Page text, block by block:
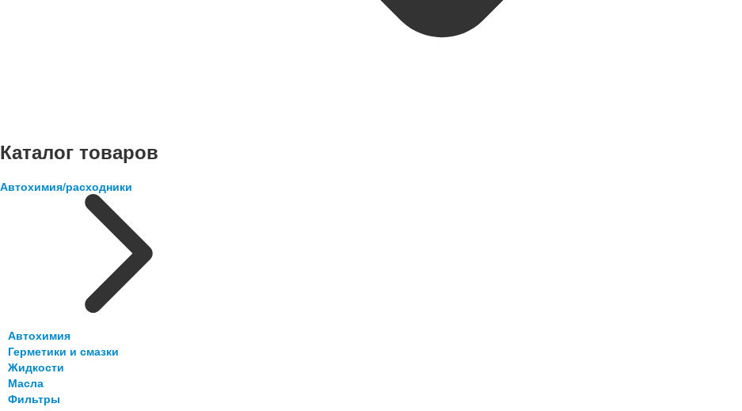
Каталог товаров
Автохимия/расходники
Автохимия
Герметики и смазки
Жидкости
Масла
Фильтры